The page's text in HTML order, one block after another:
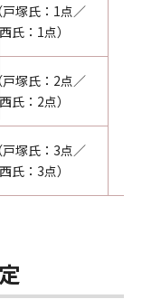
塚氏：1点／
氏：1点）
塚氏：2点／
氏：2点）
塚氏：3点／
氏：3点）